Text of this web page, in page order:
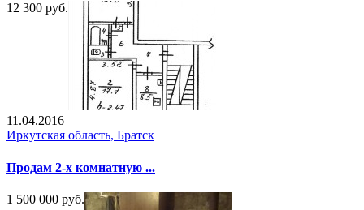
12 300 руб.
11.04.2016
Иркутская область, Братск
Продам 2-х комнатную ...
1 500 000 руб.